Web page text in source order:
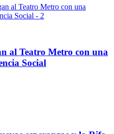
al Teatro Metro con una
Social